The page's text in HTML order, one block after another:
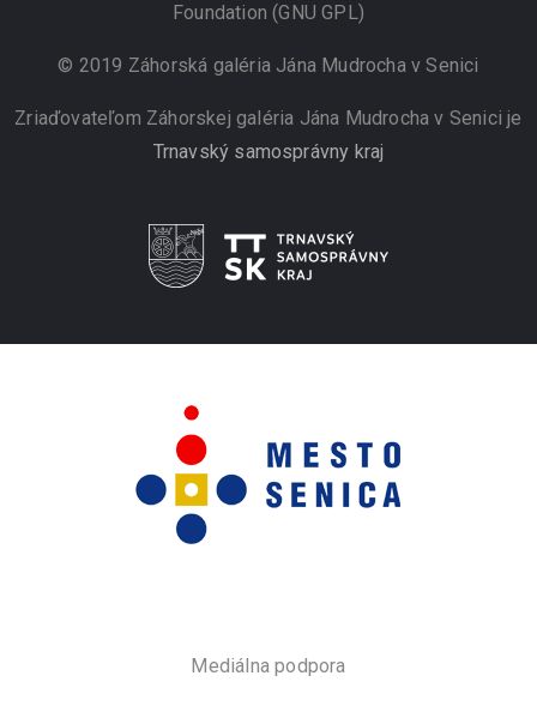
Foundation (GNU GPL)
© 2019 Záhorská galéria Jána Mudrocha v Senici
Zriaďovateľom Záhorskej galéria Jána Mudrocha v Senici je
Trnavský samosprávny kraj
Mediálna podpora